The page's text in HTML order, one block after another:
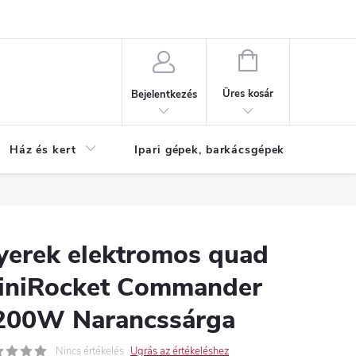
Bejelentkezés
KOSÁR
Üres kosár
Ház és kert Ipari gépek, barkácsgépek
elektromos quad
Commander
Narancssárga
Nincs értékelés Ugrás az értékeléshez